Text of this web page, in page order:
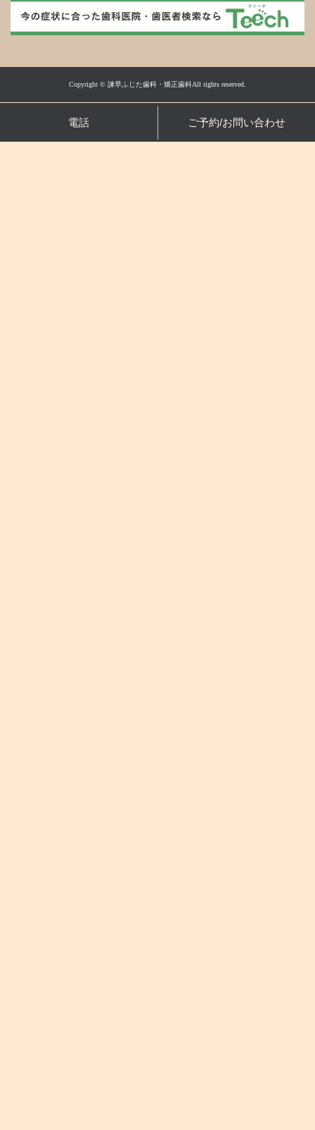
Copyright © 諫早ふじた歯科・矯正歯科All rights reserved.
電話 ご予約/お問い合わせ